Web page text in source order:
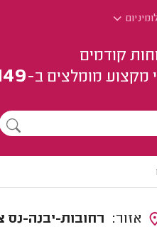
קודמים
מקצוע מומלצים ב-
רחובות-יבנה-נס